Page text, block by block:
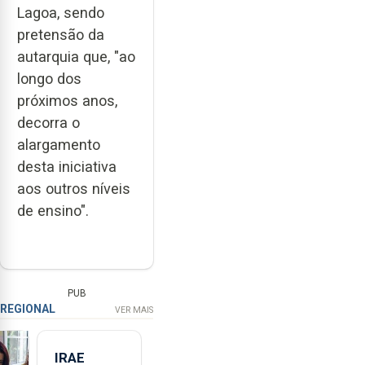
Lagoa, sendo
pretensão da
autarquia que, "ao
longo dos
próximos anos,
decorra o
alargamento
desta iniciativa
aos outros níveis
de ensino".
PUB
REGIONAL VER MAIS
IRAE